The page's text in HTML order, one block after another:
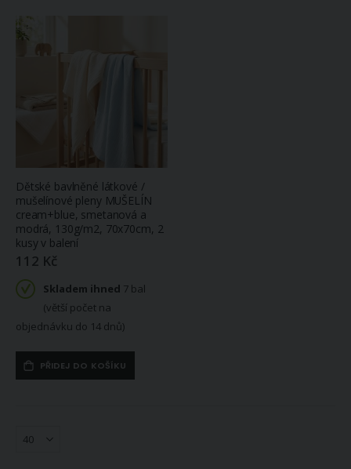
Dětské bavlněné látkové /
mušelínové pleny MUŠELÍN
cream+blue, smetanová a
modrá, 130g/m2, 70x70cm, 2
kusy v balení
112 Kč
Skladem ihned 7 bal
(větší počet na
objednávku do 14 dnů)
PŘIDEJ DO KOŠÍKU